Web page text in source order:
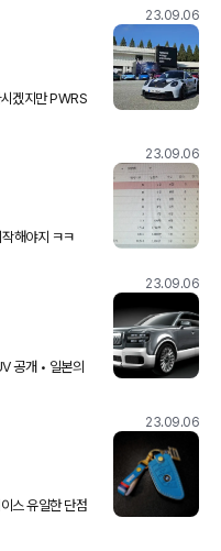
23.09.06
겠지만 PWRS
히 얘기하자면
23.09.06
ㅋㅋㅋㅋ ㅋㅋㅋ.. 다시 시작해야지 ㅋㅋ
23.09.06
공개 • 일본의
V6
23.09.06
단점